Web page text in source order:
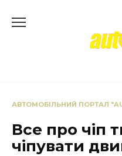
до
АВТОМОБІЛЬНИЙ ПОРТАЛ
Все про чіп
чіпувати